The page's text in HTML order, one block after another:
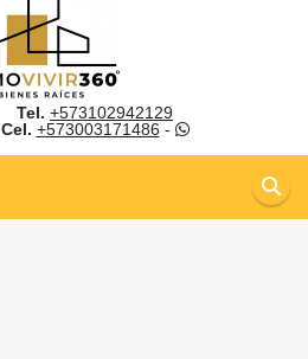
Tel. +573102942129
Cel. +573003171486 -